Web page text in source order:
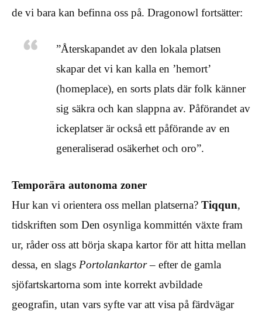
de vi bara kan befinna oss på. Dragonowl fortsätter:
”Återskapandet av den lokala platsen
skapar det vi kan kalla en ’hemort’
(homeplace), en sorts plats där folk känner
sig säkra och kan slappna av. Påförandet av
ickeplatser är också ett påförande av en
generaliserad osäkerhet och oro”.
Temporära autonoma zoner
Hur kan vi orientera oss mellan platserna? Tiqqun,
tidskriften som Den osynliga kommittén växte fram
ur, råder oss att börja skapa kartor för att hitta mellan
dessa, en slags Portolankartor– efter de gamla
sjöfartskartorna som inte korrekt avbildade
geografin, utan vars syfte var att visa på färdvägar